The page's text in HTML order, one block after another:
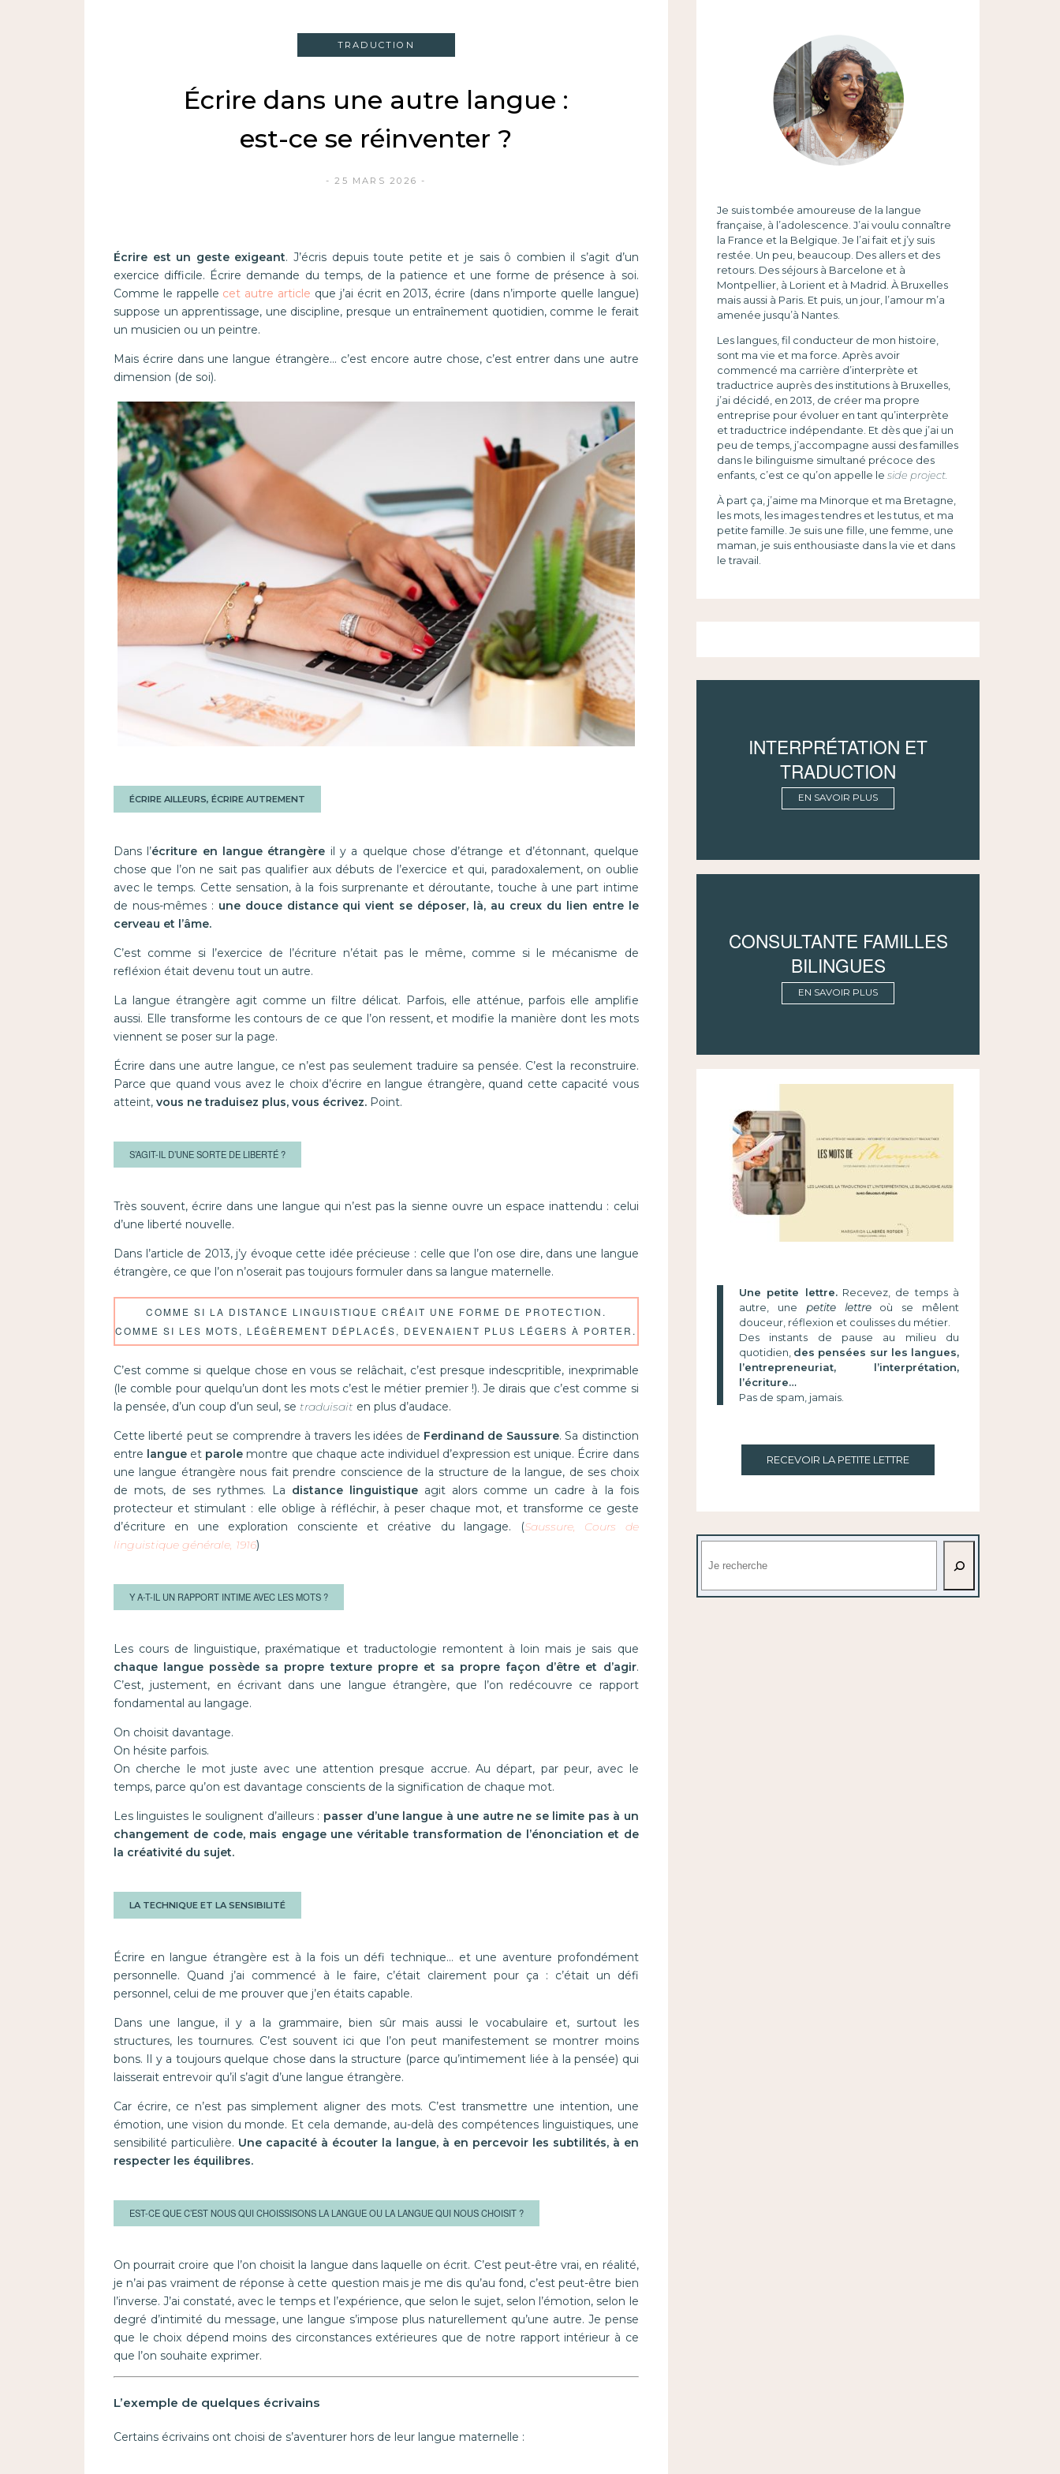
TRADUCTION
Écrire dans une autre langue :
est-ce se réinventer ?
25 MARS 2026
Écrire est un geste exigeant. J’écris depuis toute petite et je sais ô combien il s’agit d’un
exercice difficile. Écrire demande du temps, de la patience et une forme de présence à soi.
Comme le rappelle cet autre article que j’ai écrit en 2013, écrire (dans n’importe quelle langue)
suppose un apprentissage, une discipline, presque un entraînement quotidien, comme le ferait
un musicien ou un peintre.
Mais écrire dans une langue étrangère… c’est encore autre chose, c’est entrer dans une autre
dimension (de soi).
ÉCRIRE AILLEURS, ÉCRIRE AUTREMENT
Dans l’écriture en langue étrangère il y a quelque chose d’étrange et d’étonnant, quelque
chose que l’on ne sait pas qualifier aux débuts de l’exercice et qui, paradoxalement, on oublie
avec le temps. Cette sensation, à la fois surprenante et déroutante, touche à une part intime
de nous-mêmes : une douce distance qui vient se déposer, là, au creux du lien entre le
cerveau et l’âme.
C’est comme si l’exercice de l’écriture n’était pas le même, comme si le mécanisme de
refléxion était devenu tout un autre.
La langue étrangère agit comme un filtre délicat. Parfois, elle atténue, parfois elle amplifie
aussi. Elle transforme les contours de ce que l’on ressent, et modifie la manière dont les mots
viennent se poser sur la page.
Écrire dans une autre langue, ce n’est pas seulement traduire sa pensée. C’est la reconstruire.
Parce que quand vous avez le choix d’écrire en langue étrangère, quand cette capacité vous
atteint, vous ne traduisez plus, vous écrivez.Point.
S’AGIT-IL D’UNE SORTE DE LIBERTÉ ?
Très souvent, écrire dans une langue qui n’est pas la sienne ouvre un espace inattendu : celui
d’une liberté nouvelle.
Dans l’article de 2013, j’y évoque cette idée précieuse : celle que l’on ose dire, dans une langue
étrangère, ce que l’on n’oserait pas toujours formuler dans sa langue maternelle.
COMME SI LA DISTANCE LINGUISTIQUE CRÉAIT UNE FORME DE PROTECTION.
COMME SI LES MOTS, LÉGÈREMENT DÉPLACÉS, DEVENAIENT PLUS LÉGERS À PORTER.
C’est comme si quelque chose en vous se relâchait, c’est presque indescpritible, inexprimable
(le comble pour quelqu’un dont les mots c’est le métier premier !). Je dirais que c’est comme si
la pensée, d’un coup d’un seul, se traduisait en plus d’audace.
Cette liberté peut se comprendre à travers les idées de Ferdinand de Saussure. Sa distinction
entre langue et parole montre que chaque acte individuel d’expression est unique. Écrire dans
une langue étrangère nous fait prendre conscience de la structure de la langue, de ses choix
de mots, de ses rythmes. La distance linguistique agit alors comme un cadre à la fois
protecteur et stimulant : elle oblige à réfléchir, à peser chaque mot, et transforme ce geste
d’écriture en une exploration consciente et créative du langage. (Saussure, Cours de
linguistique générale, 1916)
Y A-T-IL UN RAPPORT INTIME AVEC LES MOTS ?
Les cours de linguistique, praxématique et traductologie remontent à loin mais je sais que
chaque langue possède sa propre texture propre et sa propre façon d’être et d’agir.
C’est, justement, en écrivant dans une langue étrangère, que l’on redécouvre ce rapport
fondamental au langage.
On choisit davantage.
On hésite parfois.
On cherche le mot juste avec une attention presque accrue. Au départ, par peur, avec le
temps, parce qu’on est davantage conscients de la signification de chaque mot.
Les linguistes le soulignent d’ailleurs : passer d’une langue à une autre ne se limite pas à un
changement de code, mais engage une véritable transformation de l’énonciation et de
la créativité du sujet.
LA TECHNIQUE ET LA SENSIBILITÉ
Écrire en langue étrangère est à la fois un défi technique… et une aventure profondément
personnelle. Quand j’ai commencé à le faire, c’était clairement pour ça : c’était un défi
personnel, celui de me prouver que j’en étaits capable.
Dans une langue, il y a la grammaire, bien sûr mais aussi le vocabulaire et, surtout les
structures, les tournures. C’est souvent ici que l’on peut manifestement se montrer moins
bons. Il y a toujours quelque chose dans la structure (parce qu’intimement liée à la pensée) qui
laisserait entrevoir qu’il s’agit d’une langue étrangère.
Car écrire, ce n’est pas simplement aligner des mots. C’est transmettre une intention, une
émotion, une vision du monde. Et cela demande, au-delà des compétences linguistiques, une
sensibilité particulière. Une capacité à écouter la langue, à en percevoir les subtilités, à en
respecter les équilibres.
EST-CE QUE C’EST NOUS QUI CHOISSISONS LA LANGUE OU LA LANGUE QUI NOUS CHOISIT ?
On pourrait croire que l’on choisit la langue dans laquelle on écrit. C’est peut-être vrai, en réalité,
je n’ai pas vraiment de réponse à cette question mais je me dis qu’au fond, c’est peut-être bien
l’inverse. J’ai constaté, avec le temps et l’expérience, que selon le sujet, selon l’émotion, selon le
degré d’intimité du message, une langue s’impose plus naturellement qu’une autre. Je pense
que le choix dépend moins des circonstances extérieures que de notre rapport intérieur à ce
que l’on souhaite exprimer.
L’exemple de quelques écrivains
Certains écrivains ont choisi de s’aventurer hors de leur langue maternelle :
Je suis tombée amoureuse de la langue
française, à l’adolescence. J’ai voulu connaître
la France et la Belgique. Je l’ai fait et j’y suis
restée. Un peu, beaucoup. Des allers et des
retours. Des séjours à Barcelone et à
Montpellier, à Lorient et à Madrid. À Bruxelles
mais aussi à Paris. Et puis, un jour, l’amour m’a
amenée jusqu’à Nantes.
Les langues, fil conducteur de mon histoire,
sont ma vie et ma force. Après avoir
commencé ma carrière d’interprète et
traductrice auprès des institutions à Bruxelles,
j’ai décidé, en 2013, de créer ma propre
entreprise pour évoluer en tant qu’interprète
et traductrice indépendante. Et dès que j’ai un
peu de temps, j’accompagne aussi des familles
dans le bilinguisme simultané précoce des
enfants, c’est ce qu’on appelle le side project.
À part ça, j’aime ma Minorque et ma Bretagne,
les mots, les images tendres et les tutus, et ma
petite famille. Je suis une fille, une femme, une
maman, je suis enthousiaste dans la vie et dans
le travail.
INTERPRÉTATION ET
TRADUCTION
EN SAVOIR PLUS
CONSULTANTE FAMILLES
BILINGUES
EN SAVOIR PLUS
Une petite lettre.Recevez, de temps à
autre, une petite lettreoù se mêlent
douceur, réflexion et coulisses du métier.
Des instants de pause au milieu du
quotidien, des pensées sur les langues,
l’entrepreneuriat, l’interprétation,
l’écriture…
Pas de spam, jamais.
RECEVOIR LA PETITE LETTRE